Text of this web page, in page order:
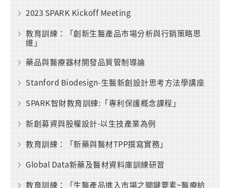
2023 SPARK Kickoff Meeting
教育訓練：「創新生醫產品市場分析與行銷策略思
維」
藥品與醫療器材開發品質管制導論
Stanford Biodesign-生醫新創設計思考方法學講座
SPARK智財教育訓練:「專利保護概念課程」
新創募資與股權設計-以生技產業為例
教育訓練：「新藥與醫材TPP撰寫實務」
Global Data新藥及醫材資料庫訓練研習
教育訓練：「生醫產品進入市場之關鍵要素~醫療給